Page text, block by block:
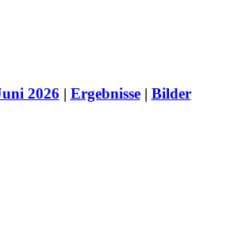
2026 | Ergebnisse| Bilder